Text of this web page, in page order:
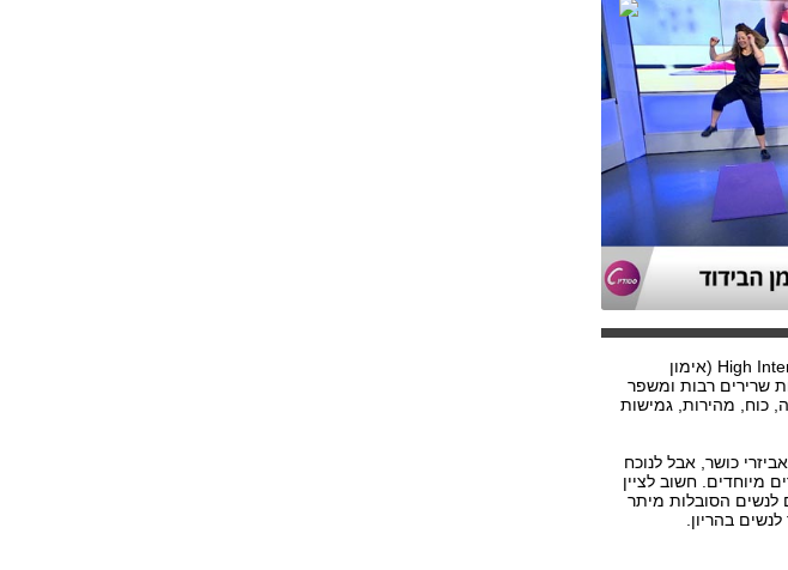
מדובר באימון Hiit - שזה קיצור של High Intensity Interval Training (אימון
שרירים רבות ומשפר
כוח, מהירות, גמישות
כושר, אבל לנוכח
מיוחדים. חשוב לציין
לנשים הסובלות מיתר
בהריון.